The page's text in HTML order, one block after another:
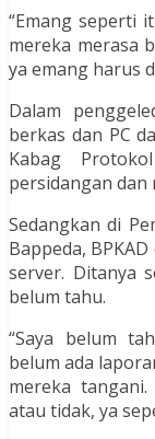
“Emang seperti
mereka merasa
ya emang harus
Dalam
berkas dan PC
Kabag
persidangan dan
Sedangkan di
Bappeda,
server. Ditanya
belum tahu.
“Saya belum
belum ada
mereka
atau tidak, ya